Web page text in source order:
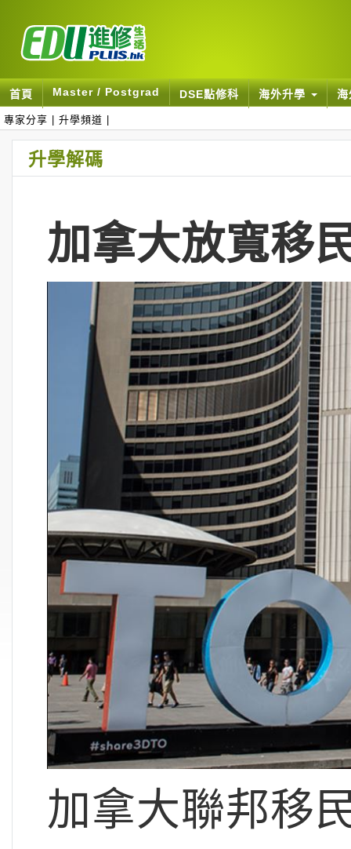
首頁 Master / Postgrad DSE點修科 海外升學
專家分享 升學頻道
升學解碼
加拿大放寬移
加拿大聯邦移